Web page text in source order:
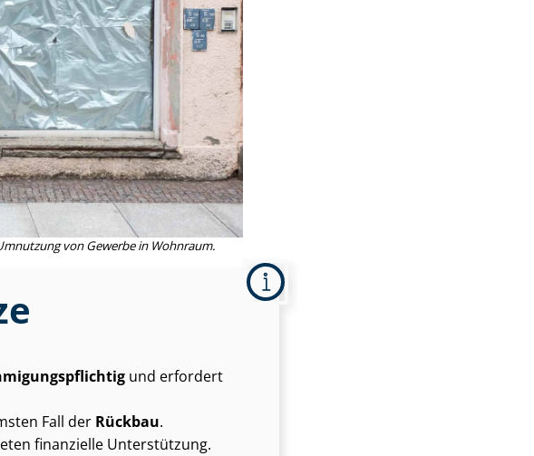
von Gewerbe in Wohnraum.
und erfordert
Fall der Rückbau.
finanzielle Unterstützung.